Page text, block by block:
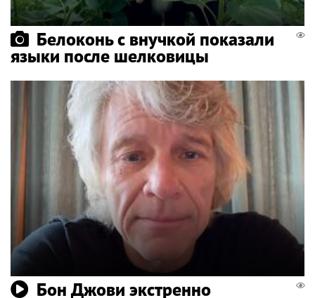
Белоконь с внучкой показали
языки после шелковицы
Бон Джови экстренно